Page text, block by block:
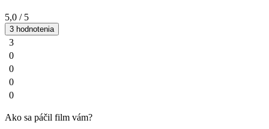
5,0 / 5
3 hodnotenia
3
0
0
0
0
Ako sa páčil film vám?